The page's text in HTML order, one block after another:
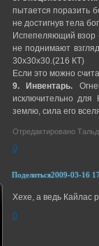
пытается поразить
не достигнув тела
Испепеляющий взор
не поднимают
30х30х30.(216 КТ)
Если это можно
9. Инвентарь.
исключительно для
землю, сила его
Отредактировано
0
Поделиться2009-03-16
Хехе, а ведь Кайлас
0